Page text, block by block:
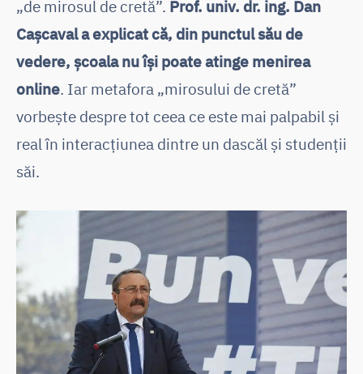
„de mirosul de cretă”. Prof. univ. dr. ing. Dan
Cașcaval a explicat că, din punctul său de
vedere, școala nu își poate atinge menirea
online. Iar metafora „mirosului de cretă”
vorbește despre tot ceea ce este mai palpabil și
real în interacțiunea dintre un dascăl și studenții
săi.